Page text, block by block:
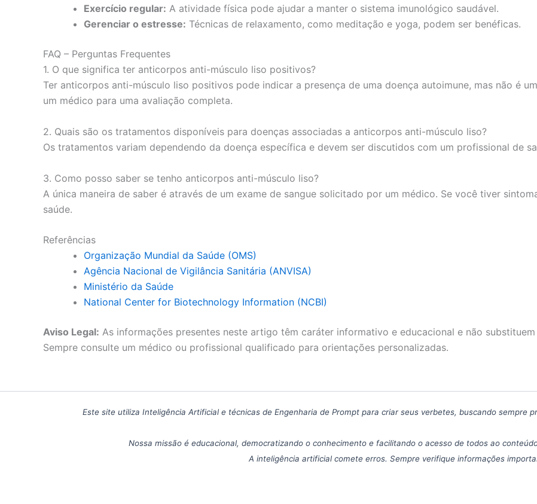
Exercício regular: A atividade física pode ajudar a manter o sistema imunológico saudável.
Gerenciar o estresse: Técnicas de relaxamento, como meditação e yoga, podem ser benéficas.
FAQ – Perguntas Frequentes
1. O que significa ter anticorpos anti-músculo liso positivos?
Ter anticorpos anti-músculo liso positivos pode indicar a presença de uma doença autoimune, mas não é
um médico para uma avaliação completa.
2. Quais são os tratamentos disponíveis para doenças associadas a anticorpos anti-músculo liso?
Os tratamentos variam dependendo da doença específica e devem ser discutidos com um profissional de
3. Como posso saber se tenho anticorpos anti-músculo liso?
A única maneira de saber é através de um exame de sangue solicitado por um médico. Se você tiver
saúde.
Referências
Organização Mundial da Saúde (OMS)
Agência Nacional de Vigilância Sanitária (ANVISA)
Ministério da Saúde
National Center for Biotechnology Information (NCBI)
Aviso Legal: As informações presentes neste artigo têm caráter informativo e educacional e não
Sempre consulte um médico ou profissional qualificado para orientações personalizadas.
Este site utiliza Inteligência Artificial e técnicas de Engenharia de Prompt para criar seus verbetes, buscando sempre
Nossa missão é educacional, democratizando o conhecimento e facilitando o acesso de todos ao
A inteligência artificial comete erros. Sempre verifique informações